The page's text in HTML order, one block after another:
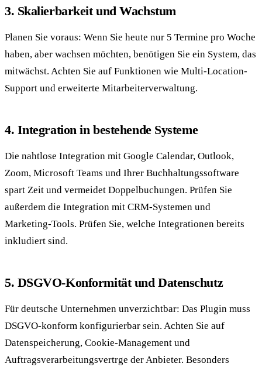
3. Skalierbarkeit und Wachstum
Planen Sie voraus: Wenn Sie heute nur 5 Termine pro Woche
haben, aber wachsen möchten, benötigen Sie ein System, das
mitwächst. Achten Sie auf Funktionen wie Multi-Location-
Support und erweiterte Mitarbeiterverwaltung.
4. Integration in bestehende Systeme
Die nahtlose Integration mit Google Calendar, Outlook,
Zoom, Microsoft Teams und Ihrer Buchhaltungssoftware
spart Zeit und vermeidet Doppelbuchungen. Prüfen Sie
außerdem die Integration mit CRM-Systemen und
Marketing-Tools. Prüfen Sie, welche Integrationen bereits
inkludiert sind.
5. DSGVO-Konformität und Datenschutz
Für deutsche Unternehmen unverzichtbar: Das Plugin muss
DSGVO-konform konfigurierbar sein. Achten Sie auf
Datenspeicherung, Cookie-Management und
Auftragsverarbeitungsvertrge der Anbieter. Besonders